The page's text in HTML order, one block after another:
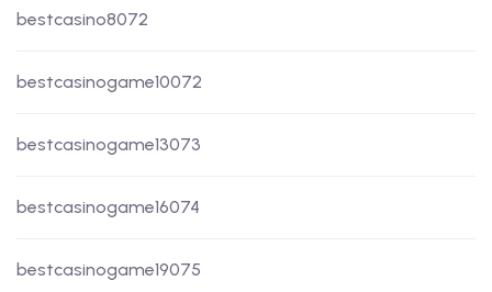
bestcasino8072
bestcasinogame10072
bestcasinogame13073
bestcasinogame16074
bestcasinogame19075